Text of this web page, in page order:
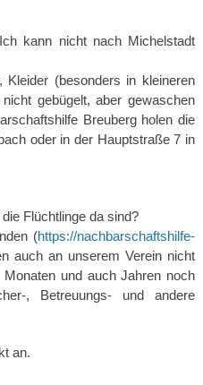
kann nicht nach Michelstadt
(besonders in kleineren
gebügelt, aber gewaschen
Breuberg holen die
oder in der Hauptstraße 7 in
Flüchtlinge da sind?
(https://nachbarschaftshilfe-
auch an unserem Verein nicht
und auch Jahren noch
, Betreuungs- und andere
an.